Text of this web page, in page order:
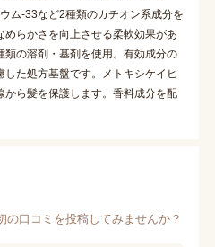
ム-33など2種類のカチオン系成分を
らかさを向上させる柔軟効果があ
類の溶剤・基剤を使用。有効成分の
た処方基盤です。メトキシケイヒ
ら髪を保護します。香料成分を配
の口コミを投稿してみませんか？